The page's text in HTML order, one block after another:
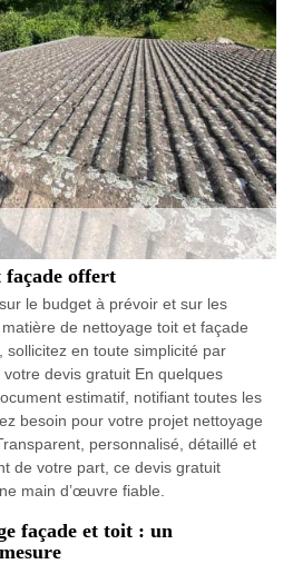
façade offert
le budget à prévoir et sur les
de nettoyage toit et façade
sollicitez en toute simplicité par
devis gratuit En quelques
estimatif, notifiant toutes les
besoin pour votre projet nettoyage
personnalisé, détaillé et
de votre part, ce devis gratuit
main d’œuvre fiable.
façade et toit : un